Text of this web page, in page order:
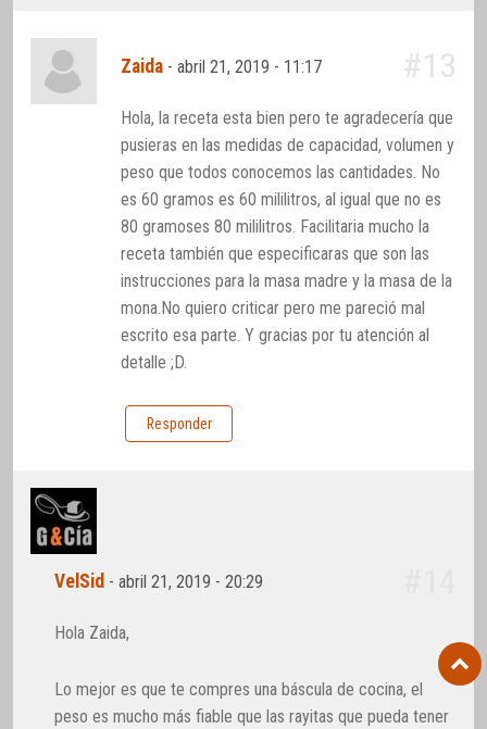
Zaida -abril 21, 2019 - 11:17 #13
Hola, la receta esta bien pero te agradecería que
pusieras en las medidas de capacidad, volumen y
peso que todos conocemos las cantidades. No
es 60 gramos es 60 mililitros, al igual que no es
80 gramoses 80 mililitros. Facilitaria mucho la
receta también que especificaras que son las
instrucciones para la masa madre y la masa de la
mona.No quiero criticar pero me pareció mal
escrito esa parte. Y gracias por tu atención al
detalle ;D.
Responder
VelSid -abril 21, 2019 - 20:29
Hola Zaida,
Lo mejor es que te compres una báscula de cocina, el
peso es mucho más fiable que las rayitas que pueda tener